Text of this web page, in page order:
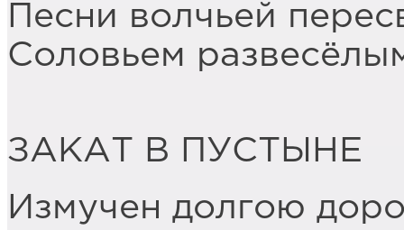
Песни волчьей
Соловьем
ЗАКАТ В ПУСТЫНЕ
Измучен долгою